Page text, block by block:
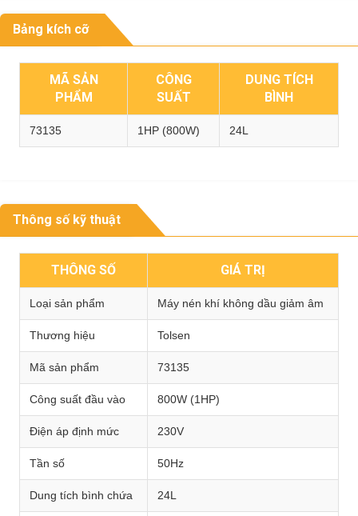
Bảng kích cỡ
MÃ SẢN
PHẨM
CÔNG
SUẤT
DUNG TÍCH
BÌNH
73135 1HP (800W) 24L
Thông số kỹ thuật
THÔNG SỐ GIÁ TRỊ
Loại sản phẩm Máy nén khí không dầu giảm âm
Thương hiệu Tolsen
Mã sản phẩm 73135
Công suất đầu vào 800W (1HP)
Điện áp định mức 230V
Tần số 50Hz
Dung tích bình chứa 24L